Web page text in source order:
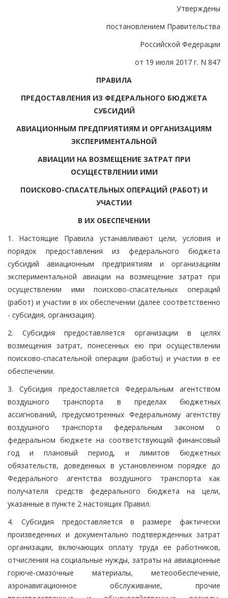
Утверждены
постановлением Правительства
Российской Федерации
от 19 июля 2017 г. N 847
ПРАВИЛА
ПРЕДОСТАВЛЕНИЯ ИЗ ФЕДЕРАЛЬНОГО БЮДЖЕТА
СУБСИДИЙ
АВИАЦИОННЫМ ПРЕДПРИЯТИЯМ И ОРГАНИЗАЦИЯМ
ЭКСПЕРИМЕНТАЛЬНОЙ
АВИАЦИИ НА ВОЗМЕЩЕНИЕ ЗАТРАТ ПРИ
ОСУЩЕСТВЛЕНИИ ИМИ
ПОИСКОВО-СПАСАТЕЛЬНЫХ ОПЕРАЦИЙ (РАБОТ) И
УЧАСТИИ
В ИХ ОБЕСПЕЧЕНИИ
1. Настоящие Правила устанавливают цели, условия и
порядок предоставления из федерального бюджета
субсидий авиационным предприятиям и организациям
экспериментальной авиации на возмещение затрат при
осуществлении ими поисково-спасательных операций
(работ) и участии в их обеспечении (далее соответственно
- субсидия, организация).
2. Субсидия предоставляется организации в целях
возмещения затрат, понесенных ею при осуществлении
поисково-спасательной операции (работы) и участии в ее
обеспечении.
3. Субсидия предоставляется Федеральным агентством
воздушного транспорта в пределах бюджетных
ассигнований, предусмотренных Федеральному агентству
воздушного транспорта федеральным законом о
федеральном бюджете на соответствующий финансовый
год и плановый период, и лимитов бюджетных
обязательств, доведенных в установленном порядке до
Федерального агентства воздушного транспорта как
получателя средств федерального бюджета на цели,
указанные в пункте 2 настоящих Правил.
4. Субсидия предоставляется в размере фактически
произведенных и документально подтвержденных затрат
организации, включающих оплату труда ее работников,
отчисления на социальные нужды, затраты на авиационные
горюче-смазочные материалы, метеообеспечение,
аэронавигационное обслуживание, прочие